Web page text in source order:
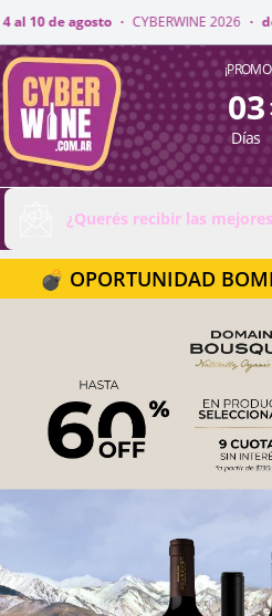
2026 · del 4 al 10 de agosto ·
CyberWine
03
Días
:
¿Querés recibir las
💣 OPORTUNIDAD